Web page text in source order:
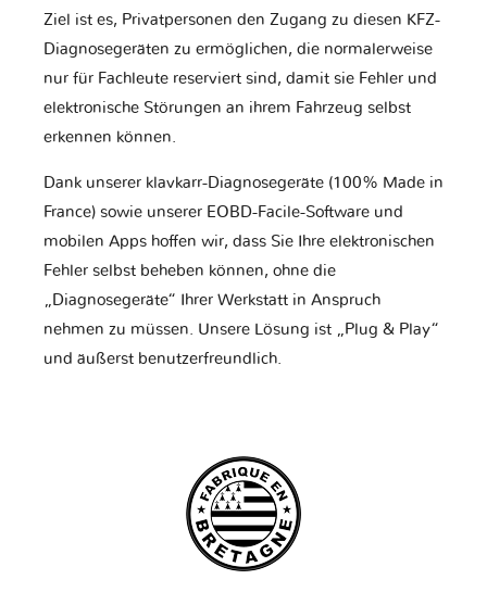
Ziel ist es, Privatpersonen den Zugang zu diesen KFZ-
Diagnosegeräten zu ermöglichen, die normalerweise
nur für Fachleute reserviert sind, damit sie Fehler und
elektronische Störungen an ihrem Fahrzeug selbst
erkennen können.
Dank unserer klavkarr-Diagnosegeräte (100% Made in
France) sowie unserer EOBD-Facile-Software und
mobilen Apps hoffen wir, dass Sie Ihre elektronischen
Fehler selbst beheben können, ohne die
„Diagnosegeräte“ Ihrer Werkstatt in Anspruch
nehmen zu müssen. Unsere Lösung ist „Plug & Play“
und äußerst benutzerfreundlich.